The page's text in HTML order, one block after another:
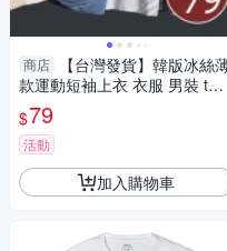
商店
【台灣發貨】韓版冰絲
款運動短袖上衣 衣服 男裝 t
恤 短袖t恤 上衣【T671】
$79
活動
加入購物車